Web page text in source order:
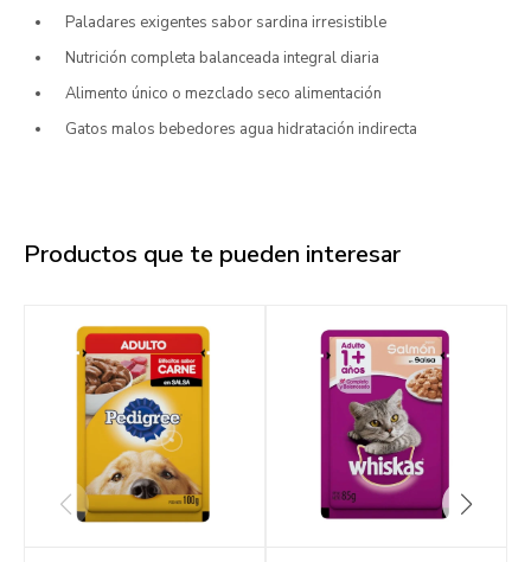
Paladares exigentes sabor sardina irresistible
Nutrición completa balanceada integral diaria
Alimento único o mezclado seco alimentación
Gatos malos bebedores agua hidratación indirecta
Productos que te pueden interesar